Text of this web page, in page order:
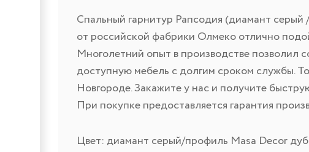
Спальный гарнитур Рапсодия (диамант
от российской фабрики Олмеко отлично
Многолетний опыт в производстве позволил
доступную мебель с долгим сроком службы.
Новгороде. Закажите у нас и получите
При покупке предоставляется гарантия
Цвет: диамант серый/профиль Masa Decor